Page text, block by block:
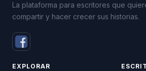
La plataforma para escritores que
compartir y hacer crecer sus historias.
EXPLORAR